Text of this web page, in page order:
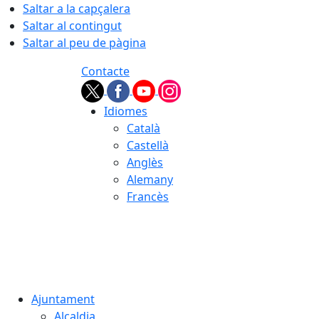
Saltar a la capçalera
Saltar al contingut
Saltar al peu de pàgina
Contacte
Idiomes
Català
Castellà
Anglès
Alemany
Francès
Ajuntament